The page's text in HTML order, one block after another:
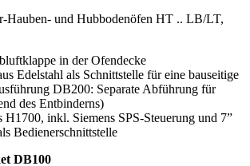
Hauben- und Hubbodenöfen HT .. LB/LT,
in der Ofendecke
Edelstahl als Schnittstelle für eine bauseitige
DB200: Separate Abführung für
des Entbinderns)
H1700, inkl. Siemens SPS-Steuerung und 7”
Bedienerschnittstelle
DB100